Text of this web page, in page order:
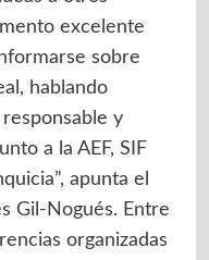
excelente
sobre
hablando
y
a la AEF, SIF
apunta el
Gil-Nogués. Entre
organizadas